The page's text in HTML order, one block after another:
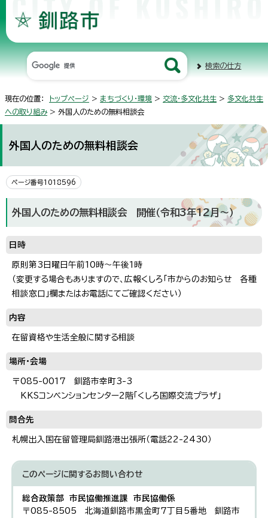
検索の仕方
現在の位置： トップページ > まちづくり・環境 > 交流・多文化共生 > 多文化共生
への取り組み> 外国人のための無料相談会
外国人のための無料相談会
ページ番号1018596
外国人のための無料相談会 開催（令和3年12月～）
日時
原則第3日曜日午前10時～午後1時
（変更する場合もありますので、広報くしろ「市からのお知らせ 各種
相談窓口」欄またはお電話にてご確認ください）
内容
在留資格や生活全般に関する相談
場所・会場
〒085-0017 釧路市幸町3-3
KKSコンベンションセンター2階「くしろ国際交流プラザ」
問合先
札幌出入国在留管理局釧路港出張所（電話22-2430）
このページに関するお問い合わせ
総合政策部 市民協働推進課 市民協働係
〒085-8505 北海道釧路市黒金町7丁目5番地 釧路市